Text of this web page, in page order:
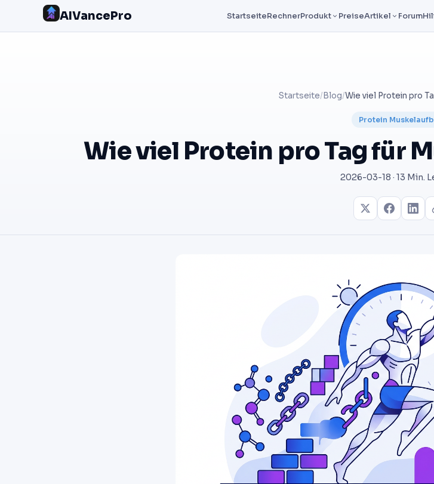
AIVancePro StartseiteRechnerProdukt PreiseArtikel Forum
Startseite/ Blog/
Protein
Wie viel Protein pro Tag für
2026-03-18 · 13 Min.